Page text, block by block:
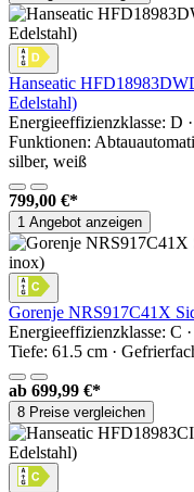
Hanseatic
Edelstahl)
Energieeffizienzklasse: D
Funktionen:
silber, weiß
799,00 €*
1 Angebot anzeigen
Gorenje NRS917C41X
Energieeffizienzklasse: C
Tiefe: 61.5 cm ·
ab 699,99 €*
8 Preise vergleichen